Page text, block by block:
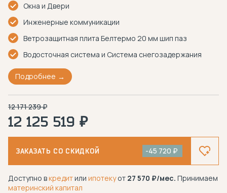
Окна и Двери
Инженерные коммуникации
Ветрозащитная плита Белтермо 20 мм шип паз
Водосточная система и Система снегозадержания
Подробнее
12 171 239 ₽
12 125 519 ₽
-45 720 ₽
ЗАКАЗАТЬ СО СКИДКОЙ
Доступно вкредитили ипотекуот 27 570 /мес. Принимаем
материнский капитал